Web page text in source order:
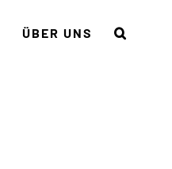
ÜBER UNS